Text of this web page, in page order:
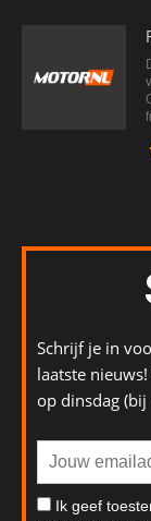
Schrijf je in
laatste
op dinsdag
Ik geef